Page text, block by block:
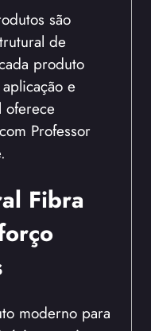
são
de
produto
e
oferece
Professor
Fibra
moderno para